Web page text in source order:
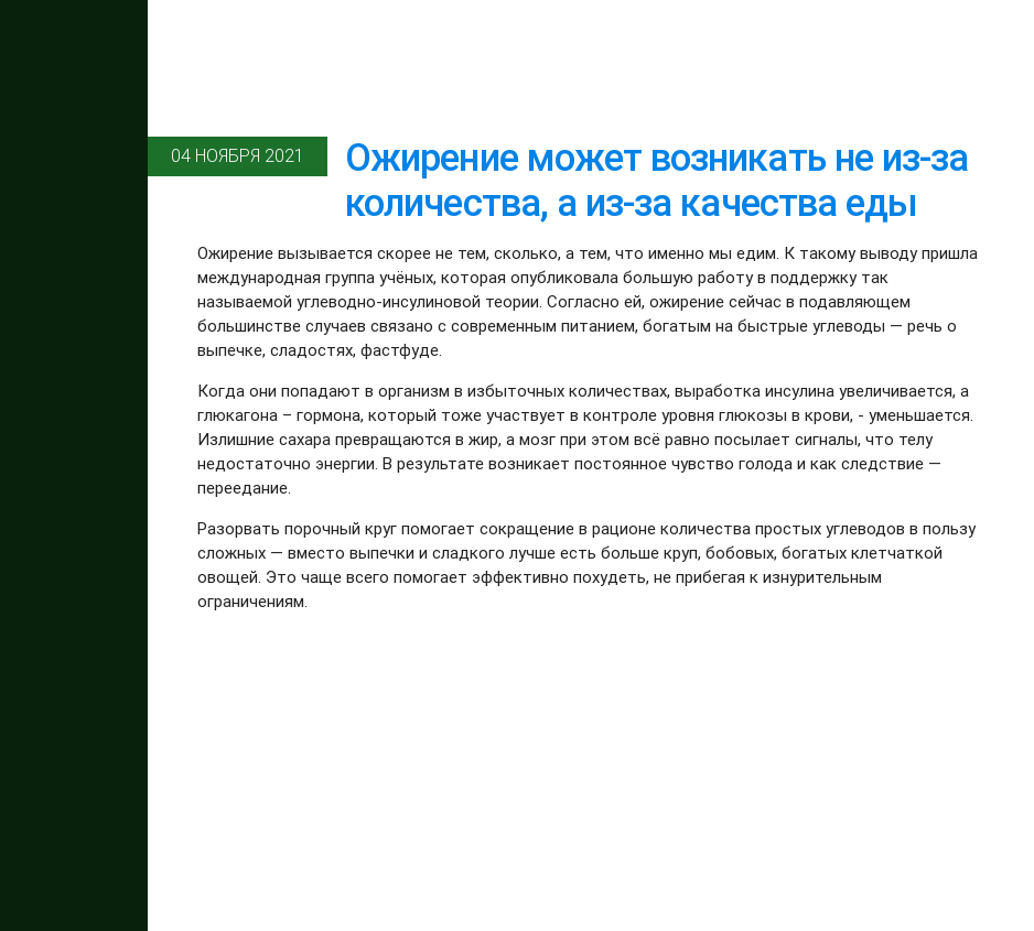
04 НОЯБРЯ 2021
Ожирение может возникать не из-за
количества, а из-за качества еды
Ожирение вызывается скорее не тем, сколько, а тем, что именно мы едим. К такому выводу пришла
международная группа учёных, которая опубликовала большую работу в поддержку так
называемой углеводно-инсулиновой теории. Согласно ей, ожирение сейчас в подавляющем
большинстве случаев связано с современным питанием, богатым на быстрые углеводы — речь о
выпечке, сладостях, фастфуде.
Когда они попадают в организм в избыточных количествах, выработка инсулина увеличивается, а
глюкагона – гормона, который тоже участвует в контроле уровня глюкозы в крови, - уменьшается.
Излишние сахара превращаются в жир, а мозг при этом всё равно посылает сигналы, что телу
недостаточно энергии. В результате возникает постоянное чувство голода и как следствие —
переедание.
Разорвать порочный круг помогает сокращение в рационе количества простых углеводов в пользу
сложных — вместо выпечки и сладкого лучше есть больше круп, бобовых, богатых клетчаткой
овощей. Это чаще всего помогает эффективно похудеть, не прибегая к изнурительным
ограничениям.